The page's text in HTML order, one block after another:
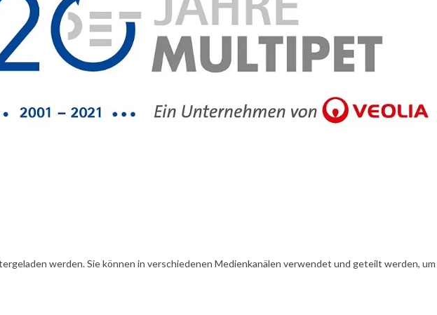
werden. Sie können in verschiedenen Medienkanälen verwendet und geteilt